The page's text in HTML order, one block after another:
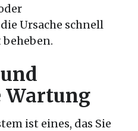
Ursache schnell
Wartung
ist eines, das Sie